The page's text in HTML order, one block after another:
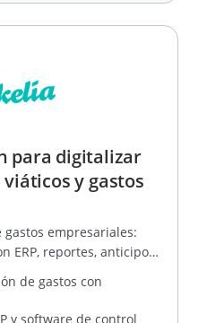
para digitalizar
y gastos
empresariales:
ERP, reportes, anticipos,
de gastos con
y software de control